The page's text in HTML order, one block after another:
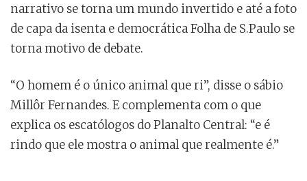
narrativo se torna um mundo invertido e até a foto
de capa da isenta e democrática Folha de S.Paulo se
torna motivo de debate.
“O homem é o único animal que ri”, disse o sábio
Millôr Fernandes. E complementa com o que
explica os escatólogos do Planalto Central: “e é
rindo que ele mostra o animal que realmente é.”